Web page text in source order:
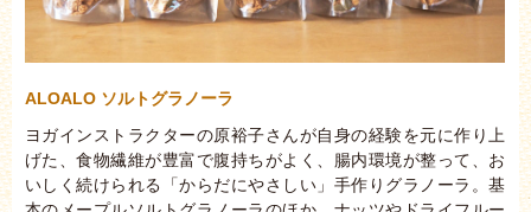
ALOALO ソルトグラノーラ
ヨガインストラクターの原裕子さんが自身の経験を元に作り上
げた、食物繊維が豊富で腹持ちがよく、腸内環境が整って、お
いしく続けられる「からだにやさしい」手作りグラノーラ。基